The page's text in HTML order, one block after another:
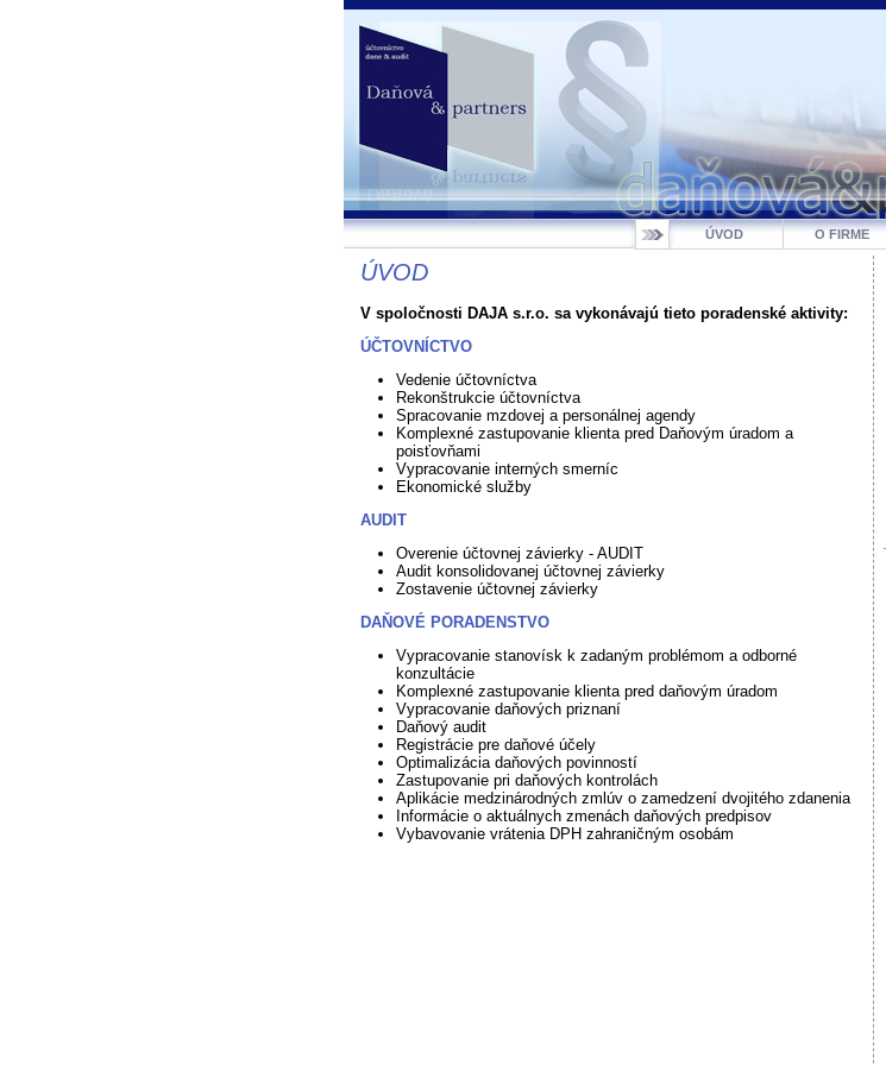
ÚVOD O FIRME
ÚVOD
V spoločnosti DAJA s.r.o. sa vykonávajú tieto poradenské aktivity:
ÚČTOVNÍCTVO
Vedenie účtovníctva
Rekonštrukcie účtovníctva
Spracovanie mzdovej a personálnej agendy
Komplexné zastupovanie klienta pred Daňovým úradom a
poisťovňami
Vypracovanie interných smerníc
Ekonomické služby
AUDIT
Overenie účtovnej závierky - AUDIT
Audit konsolidovanej účtovnej závierky
Zostavenie účtovnej závierky
DAŇOVÉ PORADENSTVO
Vypracovanie stanovísk k zadaným problémom a odborné
konzultácie
Komplexné zastupovanie klienta pred daňovým úradom
Vypracovanie daňových priznaní
Daňový audit
Registrácie pre daňové účely
Optimalizácia daňových povinností
Zastupovanie pri daňových kontrolách
Aplikácie medzinárodných zmlúv o zamedzení dvojitého zdanenia
Informácie o aktuálnych zmenách daňových predpisov
Vybavovanie vrátenia DPH zahraničným osobám